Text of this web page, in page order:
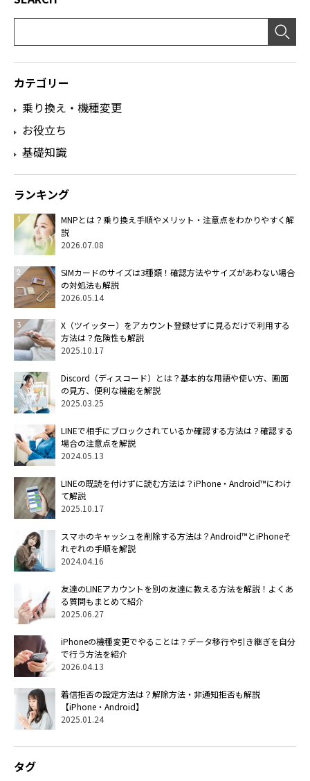
カテゴリー
乗り換え・機種変更
お役立ち
基礎知識
ランキング
MNPとは？乗り換え手順やメリット・注意点をわかりやすく解
説
2026.07.08
SIMカードのサイズは3種類！確認方法やサイズがあわない場合
の対処法も解説
2026.05.14
X（ツイッター）をアカウント登録せずに見るだけで利用する
方法は？危険性も解説
2025.10.17
Discord（ディスコード）とは？基本的な用語や使い方、画面
の見方、便利な機能を解説
2025.03.25
LINEで相手にブロックされているか確認する方法は？確認する
場合の注意点を解説
2024.05.13
LINEの既読を付けずに読む方法は？iPhone・Android™にわけ
て解説
2025.10.17
スマホのキャッシュを削除する方法は？Android™とiPhoneそ
れぞれの手順を解説
2024.04.16
友達のLINEアカウントを別の友達に教える方法を解説！よくあ
る質問もまとめて紹介
2025.06.27
iPhoneの機種変更でやることは？データ移行や引き継ぎを自分
で行う方法を紹介
2026.04.13
着信拒否の設定方法は？解除方法・非通知拒否も解説
【iPhone・Android】
2025.01.24
タグ